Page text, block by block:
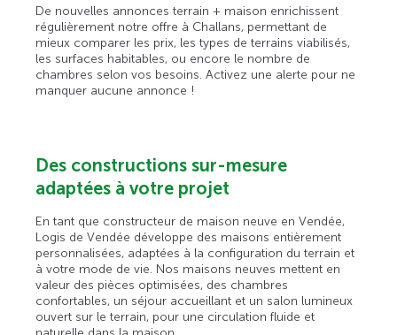
De nouvelles annonces terrain + maison enrichissent
régulièrement notre offre à Challans, permettant de
mieux comparer les prix, les types de terrains viabilisés,
les surfaces habitables, ou encore le nombre de
chambres selon vos besoins. Activez une alerte pour ne
manquer aucune annonce !
Des constructions sur-mesure
adaptées à votre projet
En tant que constructeur de maison neuve en Vendée,
Logis de Vendée développe des maisons entièrement
personnalisées, adaptées à la configuration du terrain et
à votre mode de vie. Nos maisons neuves mettent en
valeur des pièces optimisées, des chambres
confortables, un séjour accueillant et un salon lumineux
ouvert sur le terrain, pour une circulation fluide et